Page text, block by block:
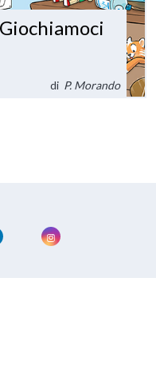
di P. Morando